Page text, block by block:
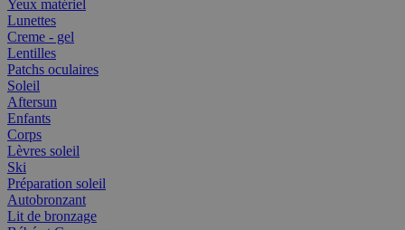
Yeux matériel
Lunettes
Creme - gel
Lentilles
Patchs oculaires
Soleil
Aftersun
Enfants
Corps
Lèvres soleil
Ski
Préparation soleil
Autobronzant
Lit de bronzage